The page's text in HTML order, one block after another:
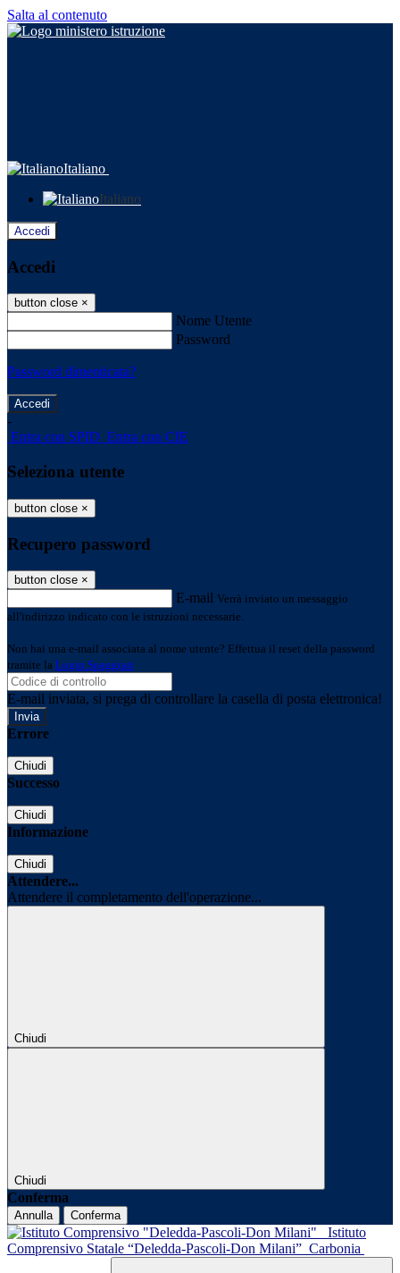
Salta al contenuto
Italiano
Italiano
Accedi
Accedi
button close ×
Nome Utente
Password
Password dimenticata?
-
Entra con SPID Entra con CIE
Seleziona utente
button close ×
Recupero password
button close ×
E-mail Verrà inviato un messaggio
all'indirizzo indicato con le istruzioni necessarie.
Non hai una e-mail associata al nome utente? Effettua il reset della password
tramite la Login Spaggiari
E-mail inviata, si prega di controllare la casella di posta elettronica!
Errore
Chiudi
Successo
Chiudi
Informazione
Chiudi
Attendere...
Attendere il completamento dell'operazione...
Chiudi
Chiudi
Conferma
Annulla Conferma
Istituto
Comprensivo Statale “Deledda-Pascoli-Don Milani” Carbonia